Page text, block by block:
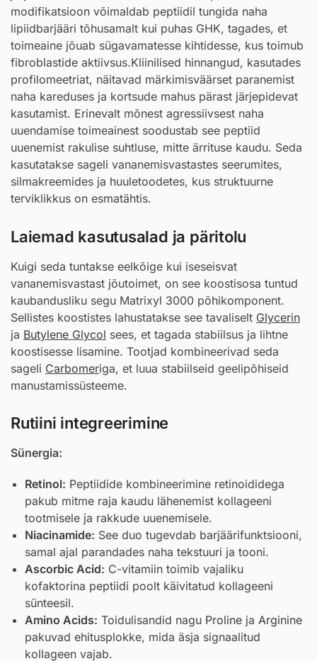
modifikatsioon võimaldab peptiidil tungida naha
lipiidbarjääri tõhusamalt kui puhas GHK, tagades, et
toimeaine jõuab sügavamatesse kihtidesse, kus toimub
fibroblastide aktiivsus.Kliinilised hinnangud, kasutades
profilomeetriat, näitavad märkimisväärset paranemist
naha kareduses ja kortsude mahus pärast järjepidevat
kasutamist. Erinevalt mõnest agressiivsest naha
uuendamise toimeainest soodustab see peptiid
uuenemist rakulise suhtluse, mitte ärrituse kaudu. Seda
kasutatakse sageli vananemisvastastes seerumites,
silmakreemides ja huuletoodetes, kus struktuurne
terviklikkus on esmatähtis.
Laiemad kasutusalad ja päritolu
Kuigi seda tuntakse eelkõige kui iseseisvat
vananemisvastast jõutoimet, on see koostisosa tuntud
kaubandusliku segu Matrixyl 3000 põhikomponent.
Sellistes koostistes lahustatakse see tavaliselt Glycerin
ja Butylene Glycol sees, et tagada stabiilsus ja lihtne
koostisesse lisamine. Tootjad kombineerivad seda
sageli Carbomeriga, et luua stabiilseid geelipõhiseid
manustamissüsteeme.
Rutiini integreerimine
Sünergia:
Retinol: Peptiidide kombineerimine retinoididega
pakub mitme raja kaudu lähenemist kollageeni
tootmisele ja rakkude uuenemisele.
Niacinamide: See duo tugevdab barjäärifunktsiooni,
samal ajal parandades naha tekstuuri ja tooni.
Ascorbic Acid: C-vitamiin toimib vajaliku
kofaktorina peptiidi poolt käivitatud kollageeni
sünteesil.
Amino Acids: Toidulisandid nagu Proline ja Arginine
pakuvad ehitusplokke, mida äsja signaalitud
kollageen vajab.